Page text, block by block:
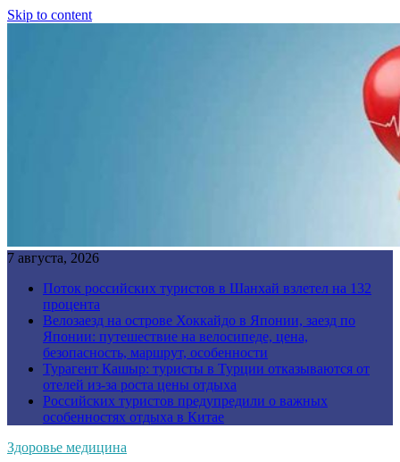
Skip to content
7 августа, 2026
Поток российских туристов в Шанхай взлетел на 132
процента
Велозаезд на острове Хоккайдо в Японии, заезд по
Японии: путешествие на велосипеде, цена,
безопасность, маршрут, особенности
Турагент Кашыр: туристы в Турции отказываются от
отелей из-за роста цены отдыха
Российских туристов предупредили о важных
особенностях отдыха в Китае
Здоровье медицина